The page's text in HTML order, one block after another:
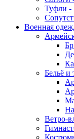
Туфли -
Военная
Бельё и
Ветро-